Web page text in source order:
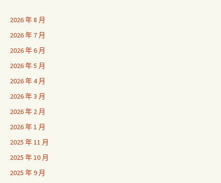
2026 年 8 月
2026 年 7 月
2026 年 6 月
2026 年 5 月
2026 年 4 月
2026 年 3 月
2026 年 2 月
2026 年 1 月
2025 年 11 月
2025 年 10 月
2025 年 9 月